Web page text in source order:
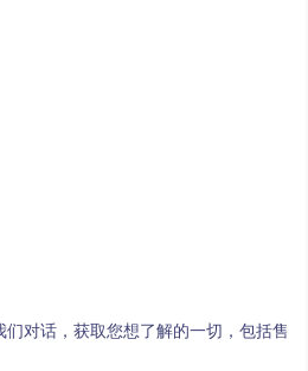
对话，获取您想了解的一切，包括售